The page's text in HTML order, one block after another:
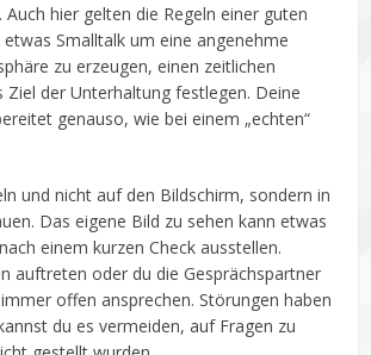
Auch hier gelten die Regeln einer guten
Smalltalk um eine angenehme
zu erzeugen, einen zeitlichen
Ziel der Unterhaltung festlegen. Deine
genauso, wie bei einem „echten“
und nicht auf den Bildschirm, sondern in
Das eigene Bild zu sehen kann etwas
einem kurzen Check ausstellen.
auftreten oder du die Gesprächspartner
offen ansprechen. Störungen haben
du es vermeiden, auf Fragen zu